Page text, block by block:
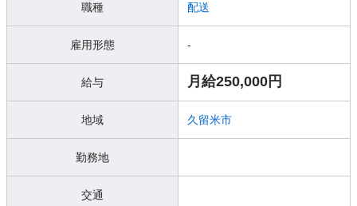
職種 配送
雇用形態 -
給与 月給250,000円
地域 久留米市
勤務地
交通